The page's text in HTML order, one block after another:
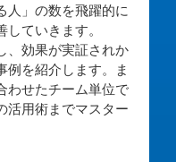
人」の数を飛躍的に
ていきます。
、効果が実証されか
例を紹介します。ま
わせたチーム単位で
活用術までマスター